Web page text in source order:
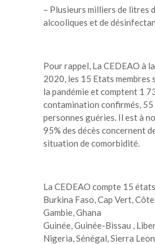
– Plusieurs milliers de litres
alcooliques et de
Pour rappel, La CEDEAO à
2020, les 15 Etats membres
la pandémie et comptent 1
contamination confirmés, 55
personnes guéries. Il est à
95% des décès concernent
situation de comorbidité.
La CEDEAO compte 15
Burkina Faso, Cap Vert,
Gambie, Ghana
Guinée, Guinée-Bissau ,
Nigeria, Sénégal, Sierra